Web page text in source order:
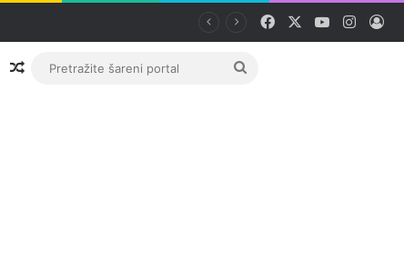
Facebook YouTube
Random članak
Pretražite